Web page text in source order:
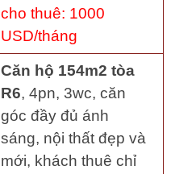
cho thuê: 1000
USD/tháng
Căn hộ 154m2 tòa
R6, 4pn, 3wc, căn
góc đầy đủ ánh
sáng, nội thất đẹp và
mới, khách thuê chỉ